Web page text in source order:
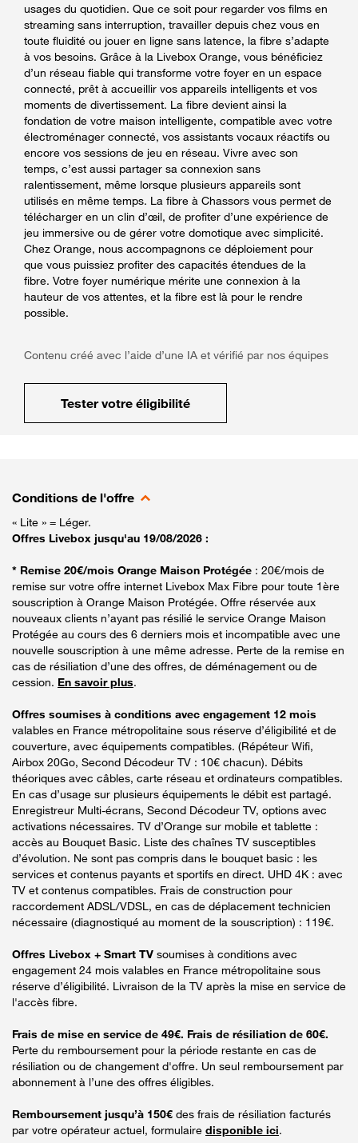
usages du quotidien. Que ce soit pour regarder vos films en
streaming sans interruption, travailler depuis chez vous en
toute fluidité ou jouer en ligne sans latence, la fibre s’adapte
à vos besoins. Grâce à la Livebox Orange, vous bénéficiez
d’un réseau fiable qui transforme votre foyer en un espace
connecté, prêt à accueillir vos appareils intelligents et vos
moments de divertissement. La fibre devient ainsi la
fondation de votre maison intelligente, compatible avec votre
électroménager connecté, vos assistants vocaux réactifs ou
encore vos sessions de jeu en réseau. Vivre avec son
temps, c’est aussi partager sa connexion sans
ralentissement, même lorsque plusieurs appareils sont
utilisés en même temps. La fibre à Chassors vous permet de
télécharger en un clin d’œil, de profiter d’une expérience de
jeu immersive ou de gérer votre domotique avec simplicité.
Chez Orange, nous accompagnons ce déploiement pour
que vous puissiez profiter des capacités étendues de la
fibre. Votre foyer numérique mérite une connexion à la
hauteur de vos attentes, et la fibre est là pour le rendre
possible.
Contenu créé avec l’aide d’une IA et vérifié par nos équipes
Tester votre éligibilité
Conditions de l'offre
« Lite » = Léger.
Offres Livebox jusqu'au 19/08/2026 :
* Remise 20€/mois Orange Maison Protégée : 20€/mois de
remise sur votre offre internet Livebox Max Fibre pour toute 1ère
souscription à Orange Maison Protégée. Offre réservée aux
nouveaux clients n’ayant pas résilié le service Orange Maison
Protégée au cours des 6 derniers mois et incompatible avec une
nouvelle souscription à une même adresse. Perte de la remise en
cas de résiliation d’une des offres, de déménagement ou de
cession. En savoir plus.
Offres soumises à conditions avec engagement 12 mois
valables en France métropolitaine sous réserve d’éligibilité et de
couverture, avec équipements compatibles. (Répéteur Wifi,
Airbox 20Go, Second Décodeur TV : 10€ chacun). Débits
théoriques avec câbles, carte réseau et ordinateurs compatibles.
En cas d’usage sur plusieurs équipements le débit est partagé.
Enregistreur Multi-écrans, Second Décodeur TV, options avec
activations nécessaires. TV d’Orange sur mobile et tablette :
accès au Bouquet Basic. Liste des chaînes TV susceptibles
d’évolution. Ne sont pas compris dans le bouquet basic : les
services et contenus payants et sportifs en direct. UHD 4K : avec
TV et contenus compatibles. Frais de construction pour
raccordement ADSL/VDSL, en cas de déplacement technicien
nécessaire (diagnostiqué au moment de la souscription) : 119€.
Offres Livebox + Smart TV soumises à conditions avec
engagement 24 mois valables en France métropolitaine sous
réserve d’éligibilité. Livraison de la TV après la mise en service de
l'accès fibre.
Frais de mise en service de 49€. Frais de résiliation de 60€.
Perte du remboursement pour la période restante en cas de
résiliation ou de changement d'offre. Un seul remboursement par
abonnement à l’une des offres éligibles.
Remboursement jusqu’à 150€ des frais de résiliation facturés
par votre opérateur actuel, formulaire disponible ici.